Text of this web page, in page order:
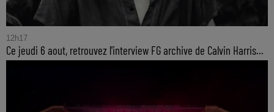
12h17
Ce jeudi 6 aout, retrouvez l'interview FG archive de Calvin Harris...